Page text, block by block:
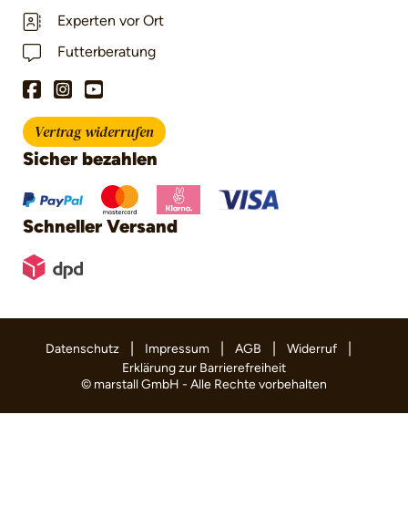
Experten vor Ort
Futterberatung
Vertrag widerrufen
Sicher bezahlen
Schneller Versand
© marstall GmbH - Alle Rechte vorbehalten
Datenschutz | Impressum | AGB | Widerruf |
Erklärung zur Barrierefreiheit